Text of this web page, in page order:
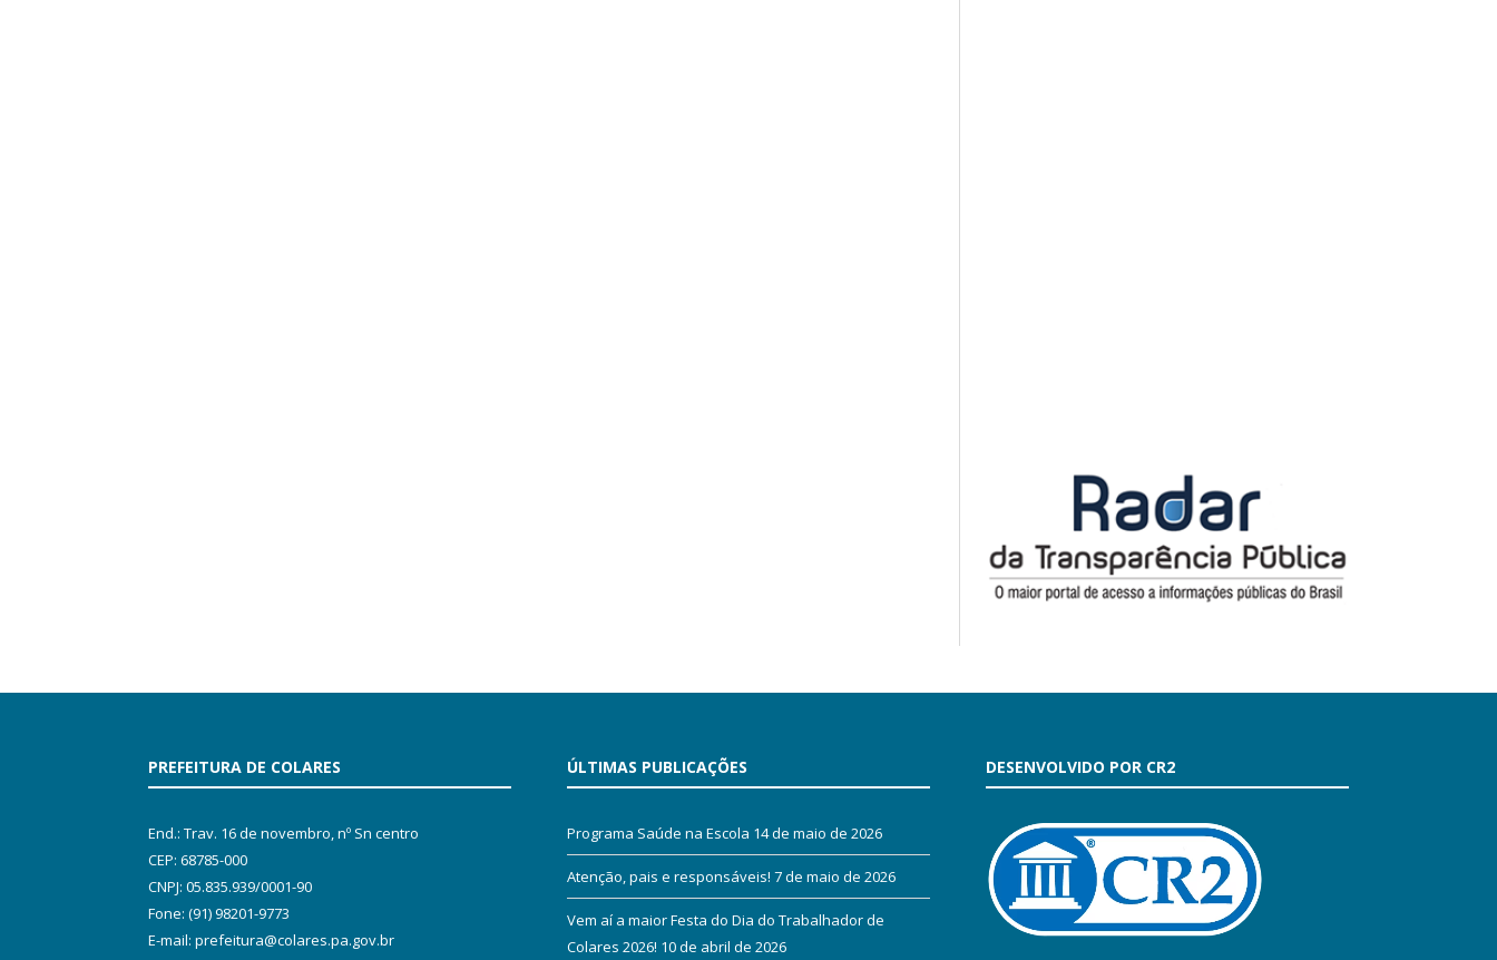
PREFEITURA DE COLARES
End.: Trav. 16 de novembro, nº Sn centro
CEP: 68785-000
CNPJ: 05.835.939/0001-90
Fone: (91) 98201-9773
E-mail: prefeitura@colares.pa.gov.br
ÚLTIMAS PUBLICAÇÕES
Programa Saúde na Escola 14 de maio de 2026
Atenção, pais e responsáveis! 7 de maio de 2026
Vem aí a maior Festa do Dia do Trabalhador de
Colares 2026! 10 de abril de 2026
DESENVOLVIDO POR CR2